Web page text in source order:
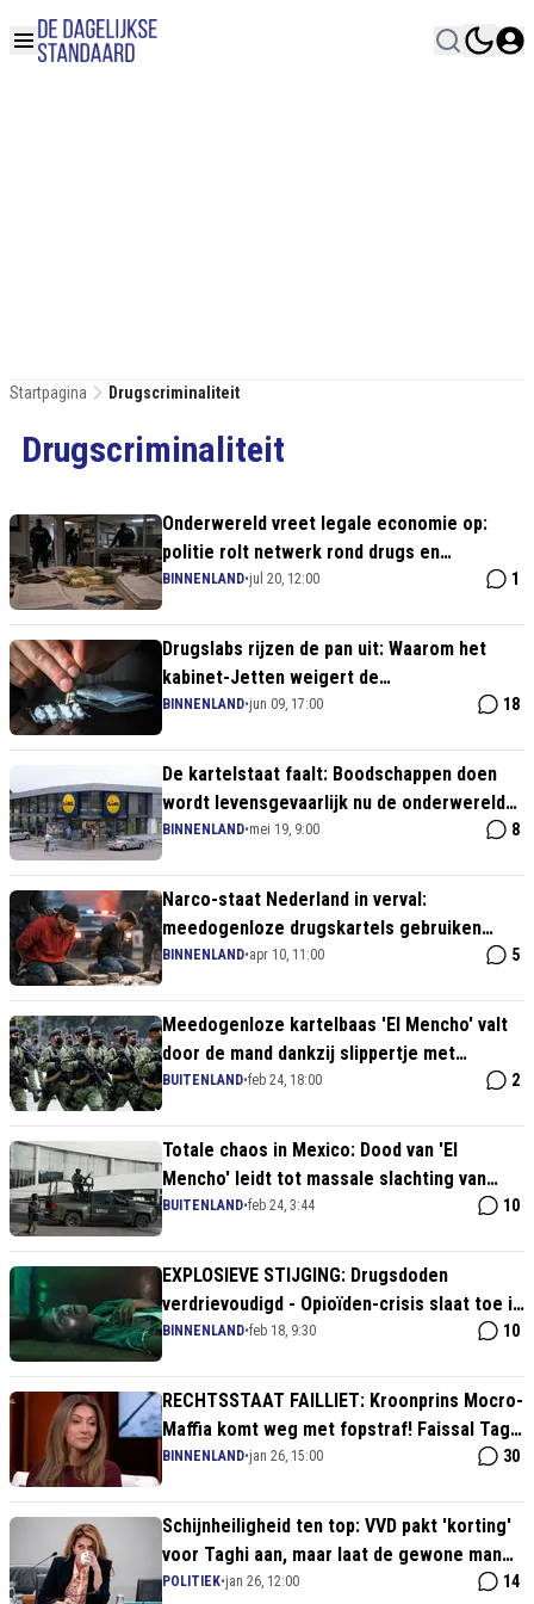
Startpagina Drugscriminaliteit
Drugscriminaliteit
Onderwereld vreet legale economie op:
politie rolt netwerk rond drugs en
nepfacturen op
BINNENLAND•jul 20, 12:00 1
Drugslabs rijzen de pan uit: Waarom het
kabinet-Jetten weigert de
drugscriminaliteit écht hard aan te pakken
BINNENLAND•jun 09, 17:00 18
De kartelstaat faalt: Boodschappen doen
wordt levensgevaarlijk nu de onderwereld
supermarkten overspoelt met drugs
BINNENLAND•mei 19, 9:00 8
Narco-staat Nederland in verval:
meedogenloze drugskartels gebruiken
massaal minderjarigen in de haven
BINNENLAND•apr 10, 11:00 5
Meedogenloze kartelbaas 'El Mencho' valt
door de mand dankzij slippertje met
minnares
BUITENLAND•feb 24, 18:00 2
Totale chaos in Mexico: Dood van 'El
Mencho' leidt tot massale slachting van
militairen en brandende steden
BUITENLAND•feb 24, 3:44 10
EXPLOSIEVE STIJGING: Drugsdoden
verdrievoudigd - Opioïden-crisis slaat toe in
Nederland!
BINNENLAND•feb 18, 9:30 10
RECHTSSTAAT FAILLIET: Kroonprins Mocro-
Maffia komt weg met fopstraf! Faissal Taghi
krijgt maar 6 jaar en mag miljoenen houden
BINNENLAND•jan 26, 15:00 30
Schijnheiligheid ten top: VVD pakt 'korting'
voor Taghi aan, maar laat de gewone man
stikken in de lasten
POLITIEK•jan 26, 12:00 14